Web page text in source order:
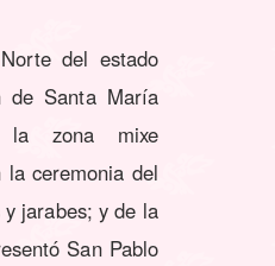
del estado
de Santa María
la zona mixe
la ceremonia del
jarabes; y de la
San Pablo